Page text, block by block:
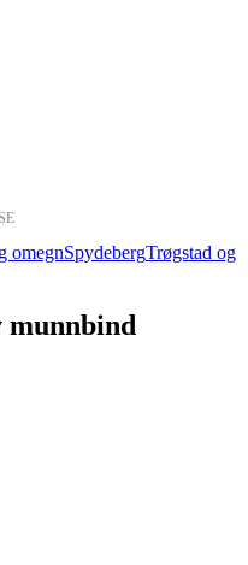
omegnSpydebergTrøgstad og